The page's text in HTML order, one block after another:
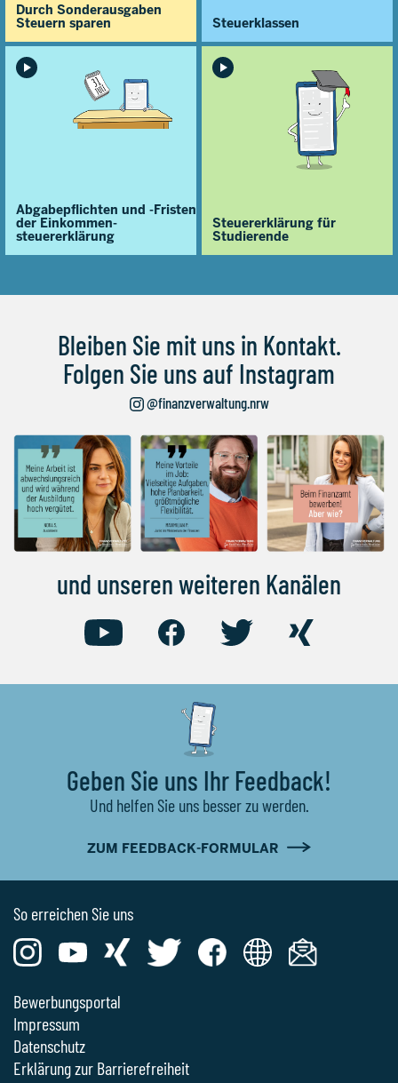
Durch Sonderausgaben
Steuern sparen
Abgabepflichten und -Fristen
der Einkommen­
steuererklärung
Steuerklassen
Steuererklärung für
Studierende
Bleiben Sie mit uns in Kontakt.
Folgen Sie uns auf Instagram
@finanzverwaltung.nrw
und unseren weiteren Kanälen
Geben Sie uns Ihr Feedback!
Und helfen Sie uns besser zu werden.
ZUM FEEDBACK-FORMULAR
So erreichen Sie uns
Bewerbungsportal
Impressum
Datenschutz
Erklärung zur Barrierefreiheit